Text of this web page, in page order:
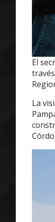
El
La